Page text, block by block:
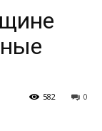
0
582